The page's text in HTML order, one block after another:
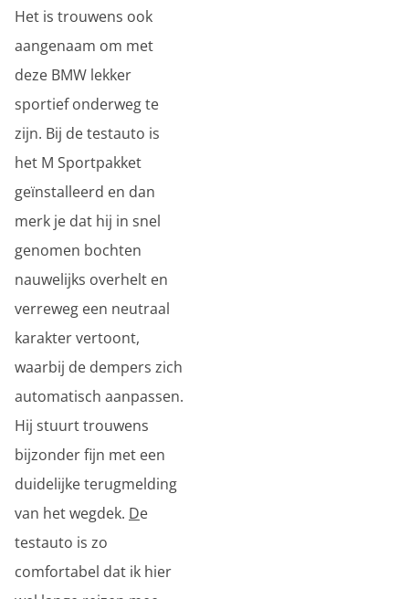
Het is trouwens ook
aangenaam om met
deze BMW lekker
sportief onderweg te
zijn. Bij de testauto is
het M Sportpakket
geïnstalleerd en dan
merk je dat hij in snel
genomen bochten
nauwelijks overhelt en
verreweg een neutraal
karakter vertoont,
waarbij de dempers zich
automatisch aanpassen.
Hij stuurt trouwens
bijzonder fijn met een
duidelijke terugmelding
van het wegdek. De
testauto is zo
comfortabel dat ik hier